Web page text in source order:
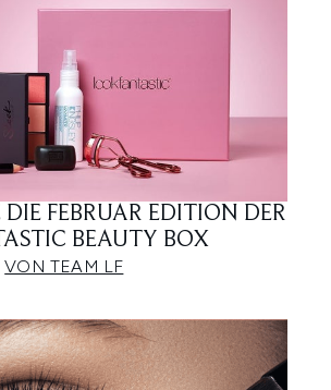
FEBRUAR EDITION DER
BEAUTY BOX
VON TEAM LF